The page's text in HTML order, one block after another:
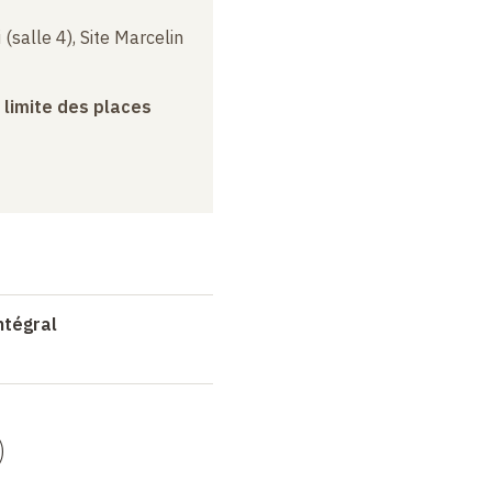
4), Site Marcelin
limite des places